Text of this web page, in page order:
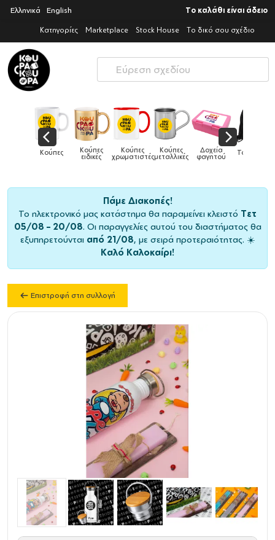
Ελληνικά English Το καλάθι είναι άδειο
Κατηγορίες Marketplace Stock House Το δικό σου σχέδιο
Κούπες Κούπες
ειδικές
Κούπες
χρωματιστές
Κούπες
μεταλλικές
Δοχεία
φαγητού Τσάντες
Πάμε Διακοπές!
Το ηλεκτρονικό μας κατάστημα θα παραμείνει κλειστό Τετ
05/08 – 20/08. Οι παραγγελίες αυτού του διαστήματος θα
εξυπηρετούνται από 21/08, με σειρά προτεραιότητας. ☀️
Καλό Καλοκαίρι!
Επιστροφή στη συλλογή